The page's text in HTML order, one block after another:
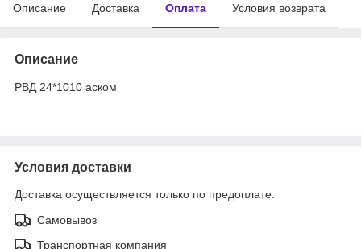
Описание Доставка Оплата Условия возврата
Описание
РВД 24*1010 аском
Условия доставки
Доставка осуществляется только по предоплате.
Самовывоз
Транспортная компания